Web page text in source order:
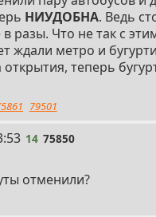
НИУДОБНА. Ведь
разы. Что не так с
ждали метро и
открытия, теперь
79501
14 75850
отменили?